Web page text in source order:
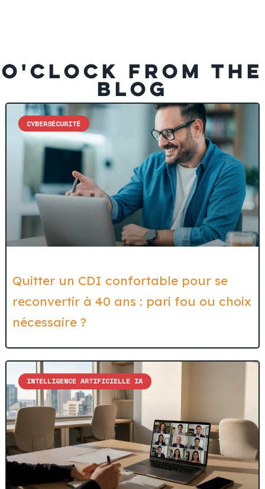
O'CLOCK FROM THE
BLOG
CYBERSÉCURITÉ
Quitter un CDI confortable pour se
reconvertir à 40 ans : pari fou ou choix
nécessaire ?
INTELLIGENCE ARTIFICIELLE IA